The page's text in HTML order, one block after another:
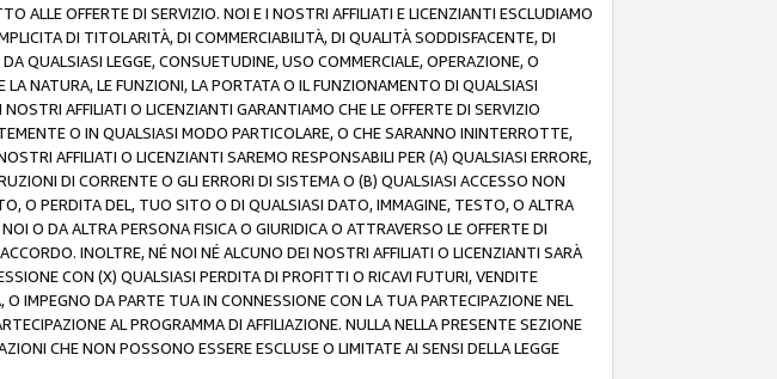
ALLE OFFERTE DI SERVIZIO. NOI E I NOSTRI AFFILIATI E LICENZIANTI ESCLUDIAMO
DI TITOLARITÀ, DI COMMERCIABILITÀ, DI QUALITÀ SODDISFACENTE, DI
QUALSIASI LEGGE, CONSUETUDINE, USO COMMERCIALE, OPERAZIONE, O
NATURA, LE FUNZIONI, LA PORTATA O IL FUNZIONAMENTO DI QUALSIASI
AFFILIATI O LICENZIANTI GARANTIAMO CHE LE OFFERTE DI SERVIZIO
O IN QUALSIASI MODO PARTICOLARE, O CHE SARANNO ININTERROTTE,
AFFILIATI O LICENZIANTI SAREMO RESPONSABILI PER (A) QUALSIASI ERRORE,
DI CORRENTE O GLI ERRORI DI SISTEMA O (B) QUALSIASI ACCESSO NON
O PERDITA DEL, TUO SITO O DI QUALSIASI DATO, IMMAGINE, TESTO, O ALTRA
O DA ALTRA PERSONA FISICA O GIURIDICA O ATTRAVERSO LE OFFERTE DI
INOLTRE, NÉ NOI NÉ ALCUNO DEI NOSTRI AFFILIATI O LICENZIANTI SARÀ
CON (X) QUALSIASI PERDITA DI PROFITTI O RICAVI FUTURI, VENDITE
IMPEGNO DA PARTE TUA IN CONNESSIONE CON LA TUA PARTECIPAZIONE NEL
AL PROGRAMMA DI AFFILIAZIONE. NULLA NELLA PRESENTE SEZIONE
CHE NON POSSONO ESSERE ESCLUSE O LIMITATE AI SENSI DELLA LEGGE